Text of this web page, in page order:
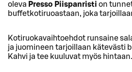
oleva Presso Piispanristi on
buffetkotiruoastaan, joka
Kotiruokavaihtoehdot runsaine
ja juomineen tarjoillaan kätevästi
Kahvi ja tee kuuluvat myös hintaan.